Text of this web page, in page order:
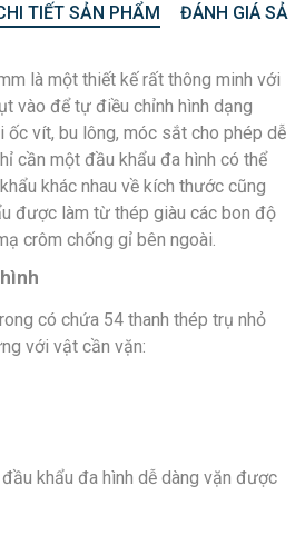
TIẾT SẢN PHẨM ĐÁNH GIÁ
là một thiết kế rất thông minh với
vào để tự điều chỉnh hình dạng
ốc vít, bu lông, móc sắt cho phép dễ
cần một đầu khẩu đa hình có thể
khác nhau về kích thước cũng
được làm từ thép giàu các bon độ
crôm chống gỉ bên ngoài.
có chứa 54 thanh thép trụ nhỏ
với vật cần vặn:
khẩu đa hình dễ dàng vặn được